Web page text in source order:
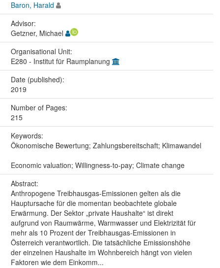
Baron, Harald
Advisor:
Getzner, Michael
Organisational Unit:
E280 - Institut für Raumplanung
Date (published):
2019
Number of Pages:
215
Keywords:
Ökonomische Bewertung; Zahlungsbereitschaft; Klimawandel
Economic valuation; Willingness-to-pay; Climate change
Abstract:
Anthropogene Treibhausgas-Emissionen gelten als die
Hauptursache für die momentan beobachtete globale
Erwärmung. Der Sektor „private Haushalte“ ist direkt
aufgrund von Raumwärme, Warmwasser und Elektrizität für
mehr als 10 Prozent der Treibhausgas-Emissionen in
Österreich verantwortlich. Die tatsächliche Emissionshöhe
der einzelnen Haushalte im Wohnbereich hängt von vielen
Faktoren wie dem Einkomm...